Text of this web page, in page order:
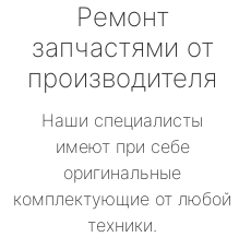
Ремонт
запчастями от
производителя
Наши специалисты
имеют при себе
оригинальные
комплектующие от любой
техники.